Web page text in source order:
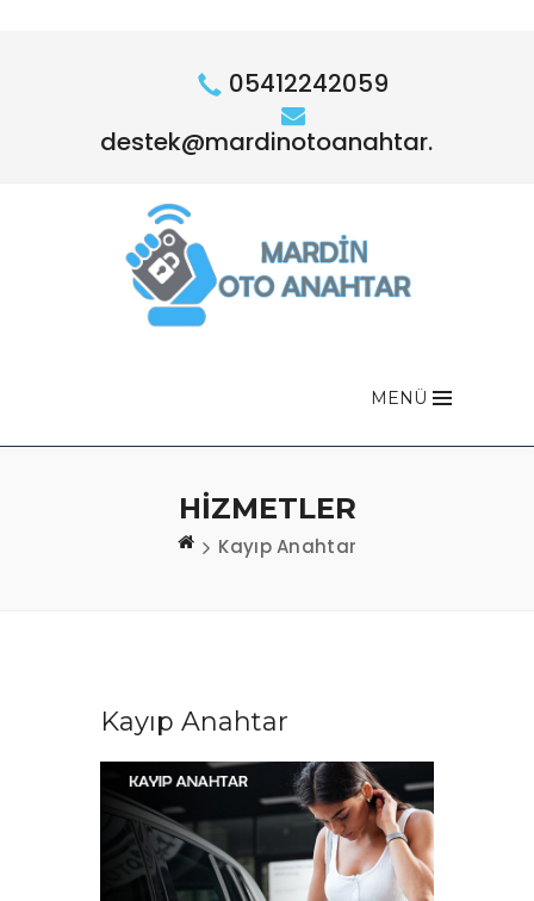
05412242059
destek@mardinotoanahtar.com
MENÜ
HİZMETLER
Kayıp Anahtar
Kayıp Anahtar